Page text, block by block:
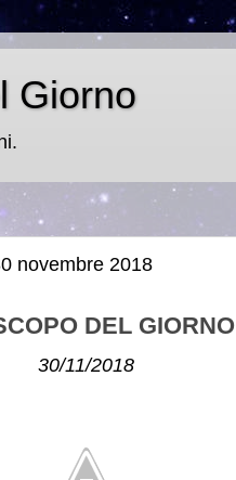
Giorno
novembre 2018
DEL GIORNO
30/11/2018